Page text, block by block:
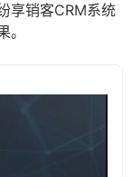
享销客CRM系统